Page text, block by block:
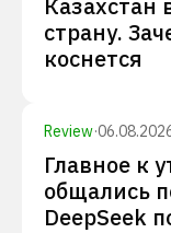
Казахстан
страну.
коснется
Review·
Главное к
общались
DeepSeek